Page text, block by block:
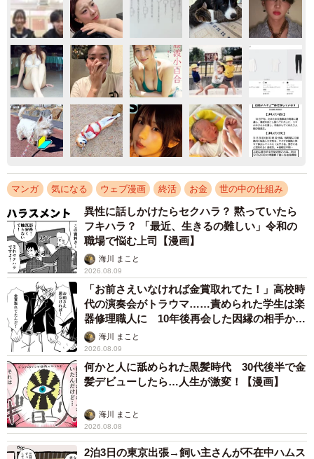
マンガ 気になる ウェブ漫画 終活 お金 世の中の仕組み
異性に話しかけたらセクハラ？ 黙っていたら
フキハラ？ 「最近、生きるの難しい」令和の
職場で悩む上司【漫画】
海川 まこと
2026.08.09
「お前さえいなければ金賞取れてた！」高校時
代の演奏会がトラウマ……責められた学生は楽
器修理職人に 10年後再会した因縁の相手から
思わぬ申し出【漫画】
海川 まこと
2026.08.09
何かと人に舐められた黒髪時代 30代後半で金
髪デビューしたら…人生が激変！【漫画】
海川 まこと
2026.08.08
2泊3日の東京出張→飼い主さんが不在中ハムス